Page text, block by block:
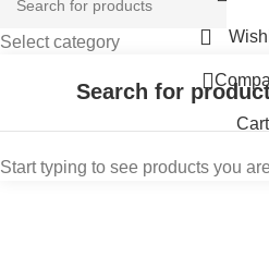
Select category
Start typing to see products you
Cart